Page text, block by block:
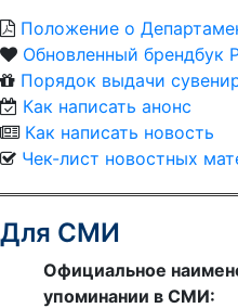
Положение о
Обновленный брендбук
Порядок выдачи
Как написать анонс
Как написать новость
Чек-лист новостных
Для СМИ
Официальное
упоминании в СМИ: